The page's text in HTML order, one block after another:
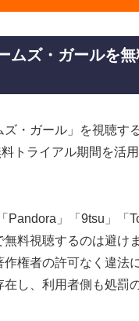
ムズ・ガールを
ズ・ガール」を視聴す
トライアル期間を活
Pandora」「9tsu」「
料視聴するのは避け
権者の許可なく違法
在し、利用者側も処罰